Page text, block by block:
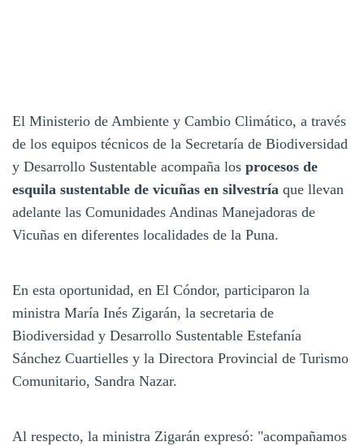
El Ministerio de Ambiente y Cambio Climático, a través
de los equipos técnicos de la Secretaría de Biodiversidad
y Desarrollo Sustentable acompaña los procesos de
esquila sustentable de vicuñas en silvestría que llevan
adelante las Comunidades Andinas Manejadoras de
Vicuñas en diferentes localidades de la Puna.
En esta oportunidad, en El Cóndor, participaron la
ministra María Inés Zigarán, la secretaria de
Biodiversidad y Desarrollo Sustentable Estefanía
Sánchez Cuartielles y la Directora Provincial de Turismo
Comunitario, Sandra Nazar.
Al respecto, la ministra Zigarán expresó: "acompañamos